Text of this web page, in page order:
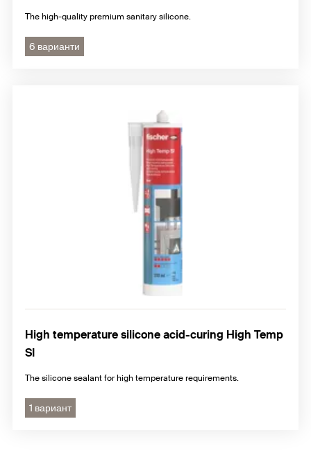
The high-quality premium sanitary silicone.
6 варианти
High temperature silicone acid-curing High Temp
SI
The silicone sealant for high temperature requirements.
1 вариант